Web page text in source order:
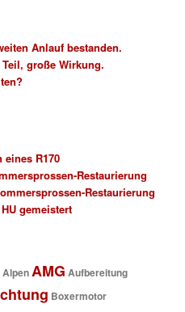
Anlauf bestanden.
große Wirkung.
eines R170
Restaurierung
Restaurierung
gemeistert
AlpenAMG Aufbereitung
Boxermotor